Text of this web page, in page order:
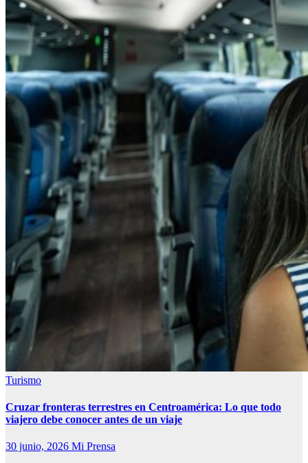
Turismo
Cruzar fronteras terrestres en Centroamérica: Lo que todo
viajero debe conocer antes de un viaje
30 junio, 2026 Mi Prensa